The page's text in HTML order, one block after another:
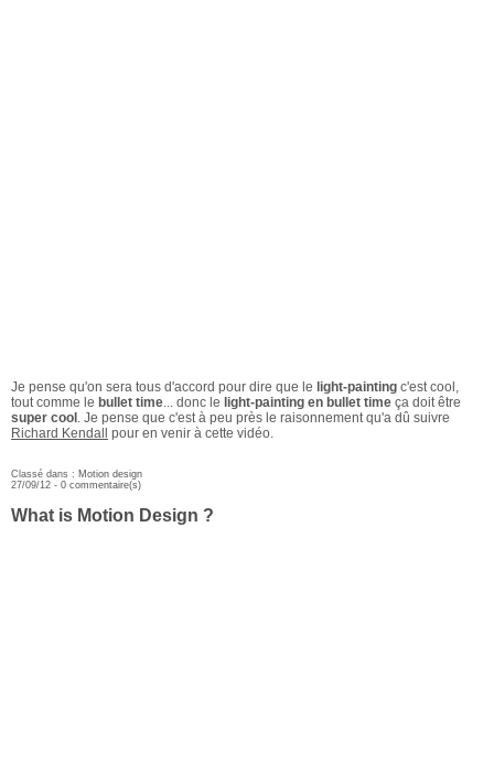
Je pense qu'on sera tous d'accord pour dire que le light-painting c'est cool,
tout comme le bullet time... donc le light-painting en bullet time ça doit être
super cool . Je pense que c'est à peu près le raisonnement qu'a dû suivre
Richard Kendall
pour en venir à cette vidéo.
Classé dans : Motion design
27/09/12 - 0 commentaire(s)
What is Motion Design ?